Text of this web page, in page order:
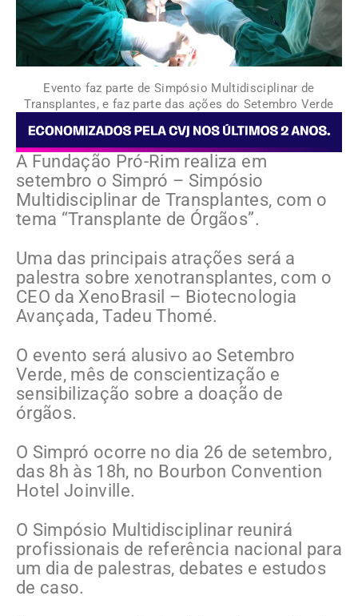
Evento faz parte de Simpósio Multidisciplinar de
Transplantes, e faz parte das ações do Setembro Verde
A Fundação Pró-Rim realiza em
setembro o Simpró – Simpósio
Multidisciplinar de Transplantes, com o
tema “Transplante de Órgãos”.
Uma das principais atrações será a
palestra sobre xenotransplantes, com o
CEO da XenoBrasil – Biotecnologia
Avançada, Tadeu Thomé.
O evento será alusivo ao Setembro
Verde, mês de conscientização e
sensibilização sobre a doação de
órgãos.
O Simpró ocorre no dia 26 de setembro,
das 8h às 18h, no Bourbon Convention
Hotel Joinville.
O Simpósio Multidisciplinar reunirá
profissionais de referência nacional para
um dia de palestras, debates e estudos
de caso.